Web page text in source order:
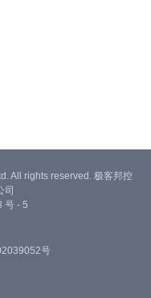
All rights reserved. 极客邦控
司
号 - 5
号